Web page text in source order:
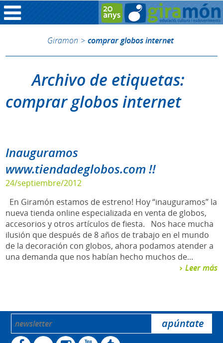
Giramon > comprar globos internet
Archivo de etiquetas:
comprar globos internet
Inauguramos
www.tiendadeglobos.com !!
24/septiembre/2012
En Giramón estamos de estreno! Hoy “inauguramos” la
nueva tienda online especializada en venta de globos,
accesorios y otros artículos de fiesta. Nos hace mucha
ilusión que después de 8 años de trabajo en el mundo
de la decoración con globos, ahora podamos atender a
una demanda que nos habían hecho muchos de...
Leer más